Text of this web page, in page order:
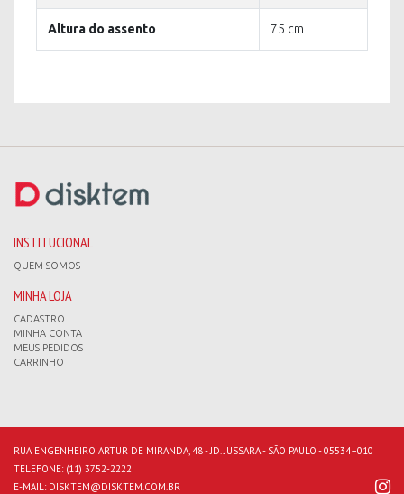
Altura do assento 75 cm
INSTITUCIONAL
QUEM SOMOS
MINHA LOJA
CADASTRO
MINHA CONTA
MEUS PEDIDOS
CARRINHO
RUA ENGENHEIRO ARTUR DE MIRANDA, 48 - JD. JUSSARA - SÃO PAULO - 05534–010
TELEFONE: (11) 3752-2222
E-MAIL: DISKTEM@DISKTEM.COM.BR